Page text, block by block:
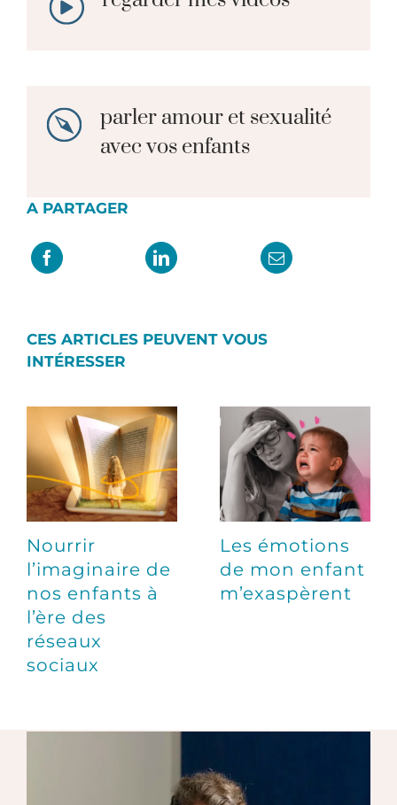
parler amour et sexualité
avec vos enfants
A PARTAGER
CES ARTICLES PEUVENT VOUS
INTÉRESSER
Nourrir
l’imaginaire de
nos enfants à
l’ère des
réseaux
sociaux
Les émotions
de mon enfant
m’exaspèrent